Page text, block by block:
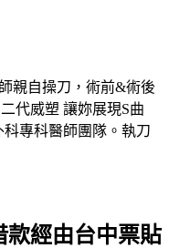
親自操刀，術前&術後
代威塑 讓妳展現S曲
專科醫師團隊。執刀
款經由台中票貼